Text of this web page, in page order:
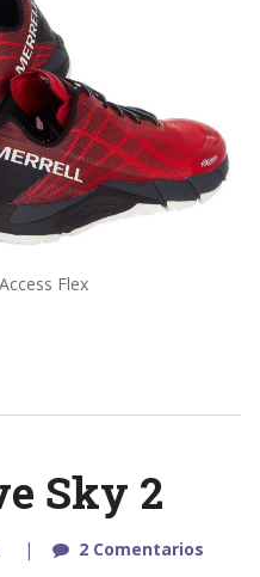
Flex
Sky 2
2 Comentarios